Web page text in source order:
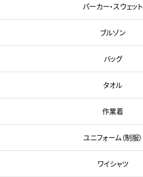
パーカー・スウェット
ブルゾン
バッグ
タオル
作業着
ユニフォーム（制服）
ワイシャツ